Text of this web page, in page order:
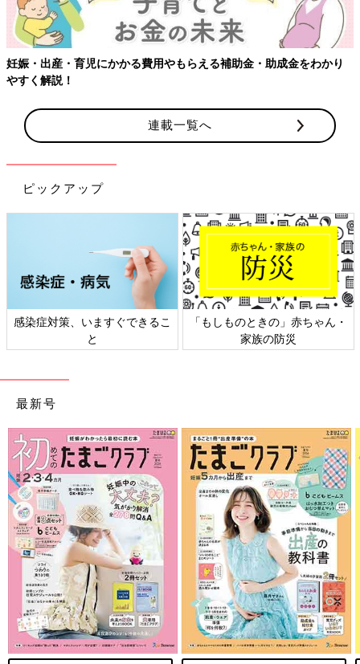
る補助金・助成金をわかり
連載一覧へ
ピックアップ
「もしものときの」赤ちゃん・
家族の防災
日本外来小児科学会リーフレ
ト検討会
最新号